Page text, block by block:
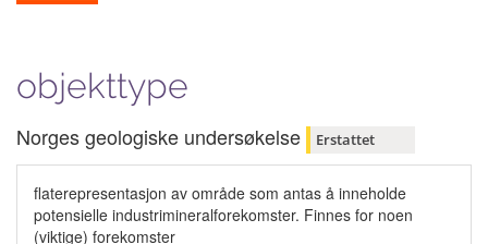
objekttype
Norges geologiske undersøkelse Erstattet
flaterepresentasjon av område som antas å inneholde
potensielle industrimineralforekomster. Finnes for noen
(viktige) forekomster